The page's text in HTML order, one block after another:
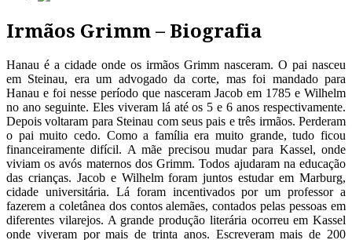
Irmãos Grimm – Biografia
Hanau é a cidade onde os irmãos Grimm nasceram. O pai nasceu
em Steinau, era um advogado da corte, mas foi mandado para
Hanau e foi nesse período que nasceram Jacob em 1785 e Wilhelm
no ano seguinte. Eles viveram lá até os 5 e 6 anos respectivamente.
Depois voltaram para Steinau com seus pais e três irmãos. Perderam
o pai muito cedo. Como a família era muito grande, tudo ficou
financeiramente difícil. A mãe precisou mudar para Kassel, onde
viviam os avós maternos dos Grimm. Todos ajudaram na educação
das crianças. Jacob e Wilhelm foram juntos estudar em Marburg,
cidade universitária. Lá foram incentivados por um professor a
fazerem a coletânea dos contos alemães, contados pelas pessoas em
diferentes vilarejos. A grande produção literária ocorreu em Kassel
onde viveram por mais de trinta anos. Escreveram mais de 200